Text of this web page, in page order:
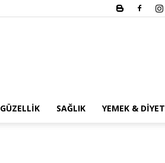
GÜZELLIK SAĞLIK YEMEK & DIYET